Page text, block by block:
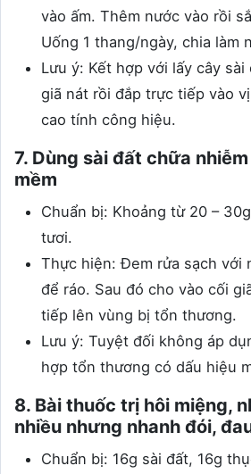
vào ấm. Thêm nước vào rồi
Uống 1 thang/ngày, chia làm
Lưu ý: Kết hợp với lấy cây
giã nát rồi đắp trực tiếp vào
cao tính công hiệu.
7. Dùng sài đất chữa
mềm
Chuẩn bị: Khoảng từ 20 –
tươi.
Thực hiện: Đem rửa sạch với
để ráo. Sau đó cho vào cối
tiếp lên vùng bị tổn thương.
Lưu ý: Tuyệt đối không áp
hợp tổn thương có dấu hiệu
8. Bài thuốc trị hôi miệng,
nhiều nhưng nhanh đói,
Chuẩn bị: 16g sài đất, 16g